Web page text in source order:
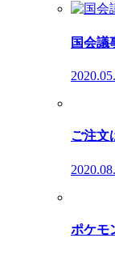
国会議
ご注文
ポケモ